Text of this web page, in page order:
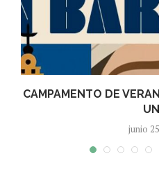
CAMPAMENTO DE
junio